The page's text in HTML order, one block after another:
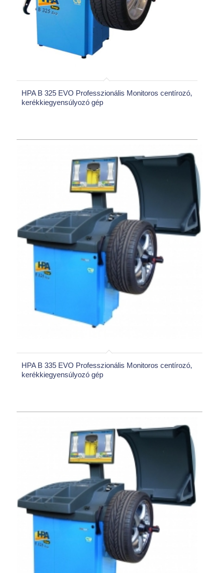
HPA B 325 EVO Professzionális Monitoros centírozó,
kerékkiegyensúlyozó gép
HPA B 335 EVO Professzionális Monitoros centírozó,
kerékkiegyensúlyozó gép